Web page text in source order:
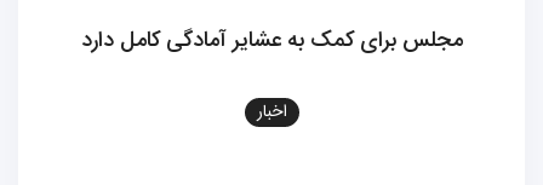
مجلس برای کمک به عشایر آمادگی کامل دارد